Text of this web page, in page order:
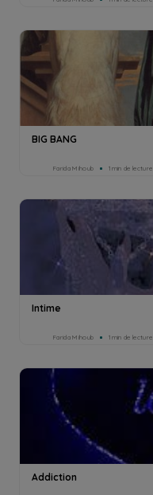
BIG BANG
Farida Mihoub 1min de lecture
Intime
Farida Mihoub 1min de lecture
Addiction